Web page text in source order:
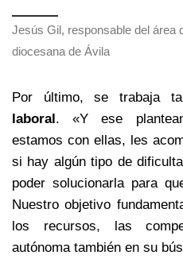
Jesús Gil, responsable del área
diocesana de Ávila
Por último, se trabaja
laboral. «Y ese
estamos con ellas, les
si hay algún tipo de
poder solucionarla para
Nuestro objetivo
los recursos, las
autónoma también en su